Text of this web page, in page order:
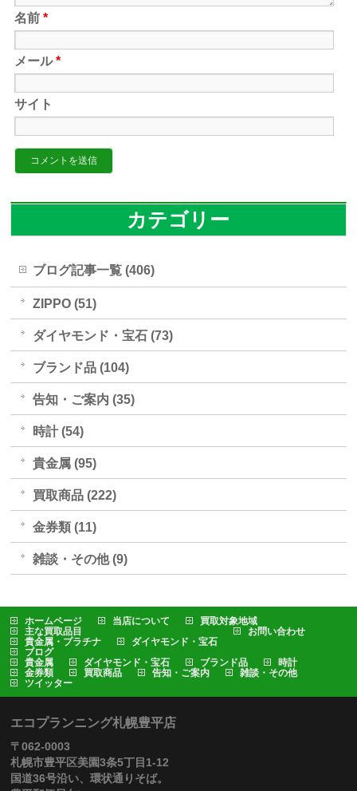
名前*
メール*
サイト
カテゴリー
ブログ記事一覧 (406)
ZIPPO (51)
ダイヤモンド・宝石 (73)
ブランド品 (104)
告知・ご案内 (35)
時計 (54)
貴金属 (95)
買取商品 (222)
金券類 (11)
雑談・その他 (9)
ホームページ 当店について
買取対象地域
主な買取品目
貴金属・プラチナ
ダイヤモンド・宝石
お問い合わせ
ブログ
貴金属
ダイヤモンド・宝石 ブランド品
時計
金券類
買取商品 告知・ご案内
雑談・その他
ツイッター
エコプランニング札幌豊平店
〒062-0003
札幌市豊平区美園3条5丁目1-12
国道36号沿い、環状通りそば。